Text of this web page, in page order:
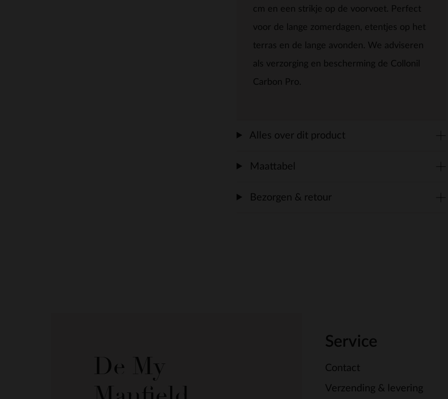
cm en een strikje op de voorvoet. Perfect
voor de lange zomerdagen, etentjes op het
terras en de lange avonden. We adviseren
als verzorging en bescherming de Collonil
Carbon Pro.
Alles over dit product
Maattabel
Bezorgen & retour
De My
Service
Contact
Verzending & levering